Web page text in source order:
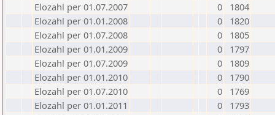
Elozahl per 01.07.2007
0
1804
Elozahl per 01.01.2008
0
1820
Elozahl per 01.07.2008
0
1805
Elozahl per 01.01.2009
0
1797
Elozahl per 01.07.2009
0
1809
Elozahl per 01.01.2010
0
1790
Elozahl per 01.07.2010
0
1769
Elozahl per 01.01.2011
0
1793